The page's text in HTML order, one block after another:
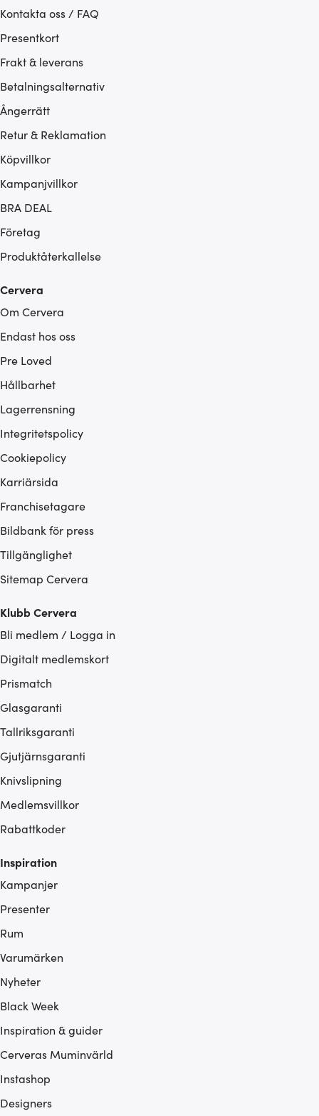
Kontakta oss / FAQ
Presentkort
Frakt & leverans
Betalningsalternativ
Ångerrätt
Retur & Reklamation
Köpvillkor
Kampanjvillkor
BRA DEAL
Företag
Produktåterkallelse
Cervera
Om Cervera
Endast hos oss
Pre Loved
Hållbarhet
Lagerrensning
Integritetspolicy
Cookiepolicy
Karriärsida
Franchisetagare
Bildbank för press
Tillgänglighet
Sitemap Cervera
Klubb Cervera
Bli medlem / Logga in
Digitalt medlemskort
Prismatch
Glasgaranti
Tallriksgaranti
Gjutjärnsgaranti
Knivslipning
Medlemsvillkor
Rabattkoder
Inspiration
Kampanjer
Presenter
Rum
Varumärken
Nyheter
Black Week
Inspiration & guider
Cerveras Muminvärld
Instashop
Designers